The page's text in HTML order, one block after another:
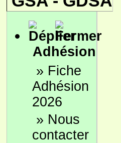
Adhésion
» Fiche
Adhésion
2026
» Nous
contacter